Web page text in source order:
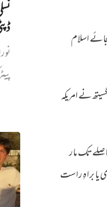
اسلام
نے امریکہ
تک مار
یا براہِ راست